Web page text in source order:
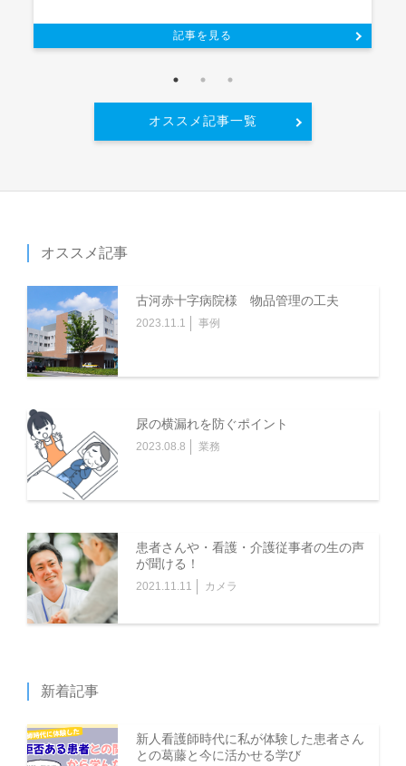
記事を見る
オススメ記事一覧
オススメ記事
古河赤十字病院様 物品管理の工夫
2023.11.1 事例
尿の横漏れを防ぐポイント
2023.08.8 業務
患者さんや・看護・介護従事者の生の声
が聞ける！
2021.11.11 カメラ
新着記事
新人看護師時代に私が体験した患者さん
との葛藤と今に活かせる学び